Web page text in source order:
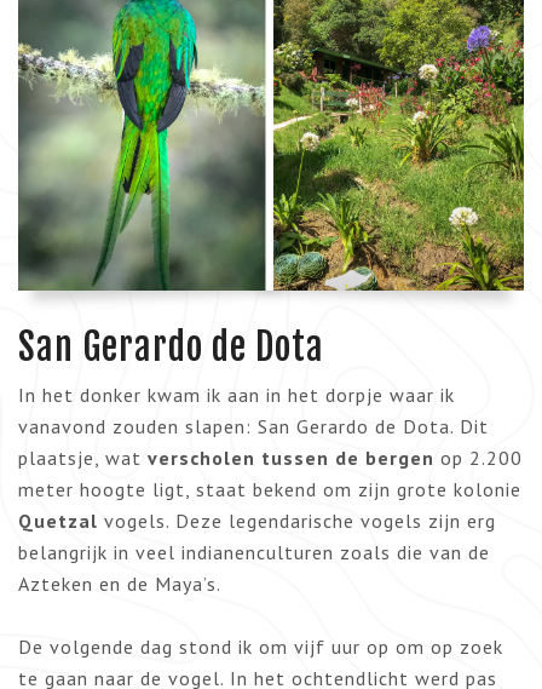
San Gerardo de Dota
In het donker kwam ik aan in het dorpje waar ik
vanavond zouden slapen: San Gerardo de Dota. Dit
plaatsje, wat verscholen tussen de bergen op 2.200
meter hoogte ligt, staat bekend om zijn grote kolonie
Quetzal vogels. Deze legendarische vogels zijn erg
belangrijk in veel indianenculturen zoals die van de
Azteken en de Maya’s.
De volgende dag stond ik om vijf uur op om op zoek
te gaan naar de vogel. In het ochtendlicht werd pas